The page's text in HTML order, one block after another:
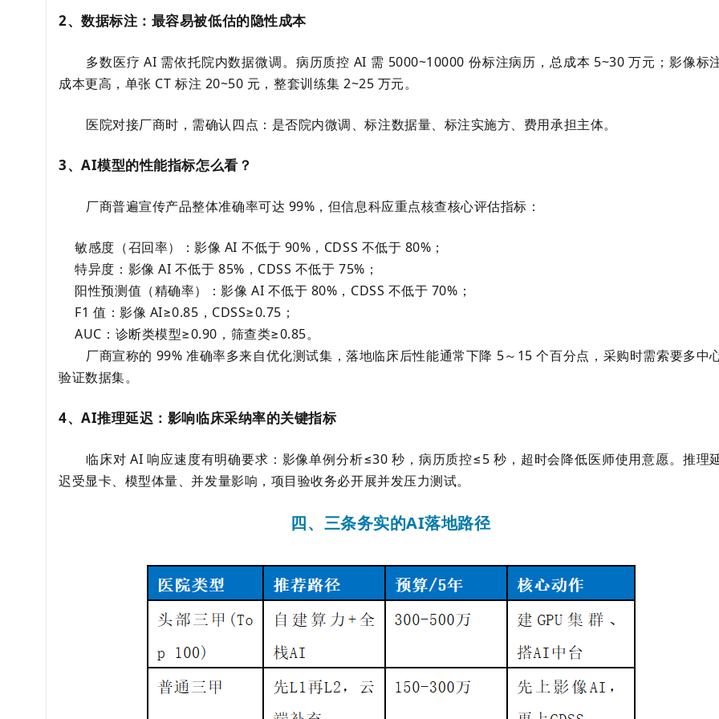
2、数据标注：最容易被低估的隐性成本
多数医疗 AI 需依托院内数据微调。病历质控 AI 需 5000~10000 份标注病历，总成本 5~30 万元；影像标
成本更高，单张 CT 标注 20~50 元，整套训练集 2~25 万元。
医院对接厂商时，需确认四点：是否院内微调、标注数据量、标注实施方、费用承担主体。
3、AI模型的性能指标怎么看？
厂商普遍宣传产品整体准确率可达 99%，但信息科应重点核查核心评估指标：
敏感度（召回率）：影像 AI 不低于 90%，CDSS 不低于 80%；
特异度：影像 AI 不低于 85%，CDSS 不低于 75%；
阳性预测值（精确率）：影像 AI 不低于 80%，CDSS 不低于 70%；
F1 值：影像 AI≥0.85，CDSS≥0.75；
AUC：诊断类模型≥0.90，筛查类≥0.85。
厂商宣称的 99% 准确率多来自优化测试集，落地临床后性能通常下降 5～15 个百分点，采购时需索要多中
验证数据集。
4、AI推理延迟：影响临床采纳率的关键指标
临床对 AI 响应速度有明确要求：影像单例分析≤30 秒，病历质控≤5 秒，超时会降低医师使用意愿。推理
迟受显卡、模型体量、并发量影响，项目验收务必开展并发压力测试。
四、三条务实的AI落地路径